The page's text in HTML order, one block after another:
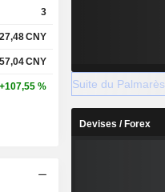
3
27,48CNY
57,04CNY
+107,55 % Suite du Palmarès
Devises / Forex